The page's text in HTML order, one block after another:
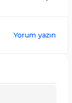
Yorum yazın